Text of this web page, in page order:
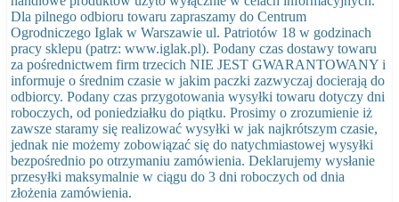
Dla pilnego odbioru towaru zapraszamy do Centrum
Ogrodniczego Iglak w Warszawie ul. Patriotów 18 w godzinach
pracy sklepu (patrz: www.iglak.pl). Podany czas dostawy towaru
za pośrednictwem firm trzecich NIE JEST GWARANTOWANY i
informuje o średnim czasie w jakim paczki zazwyczaj docierają do
odbiorcy. Podany czas przygotowania wysyłki towaru dotyczy dni
roboczych, od poniedziałku do piątku. Prosimy o zrozumienie iż
zawsze staramy się realizować wysyłki w jak najkrótszym czasie,
jednak nie możemy zobowiązać się do natychmiastowej wysyłki
bezpośrednio po otrzymaniu zamówienia. Deklarujemy wysłanie
przesyłki maksymalnie w ciągu do 3 dni roboczych od dnia
złożenia zamówienia.